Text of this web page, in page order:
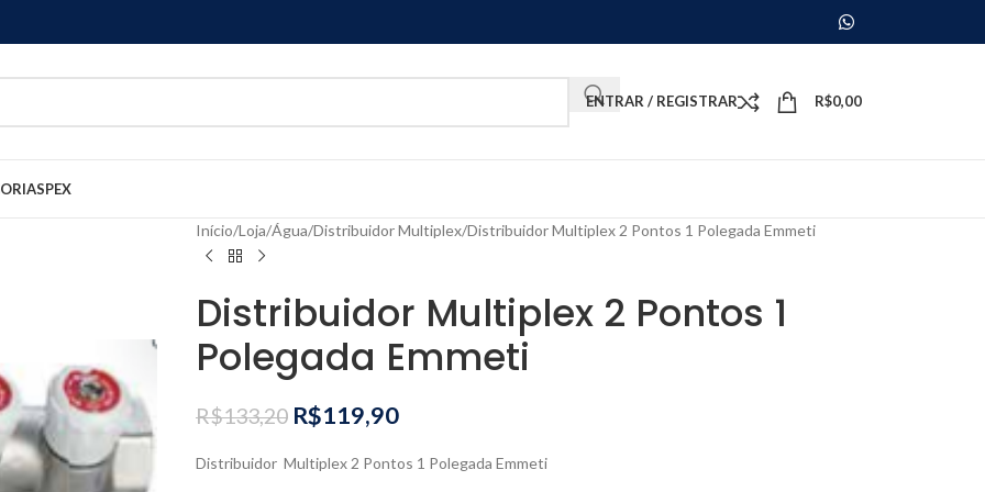
ENTRAR / REGISTRAR R$0,00
PEX
Início Loja Água Distribuidor Multiplex Distribuidor Multiplex 2 Pontos 1 Polegada Emmeti
Distribuidor Multiplex 2 Pontos 1
Polegada Emmeti
R$133,20 R$119,90
Distribuidor Multiplex 2 Pontos 1 Polegada Emmeti